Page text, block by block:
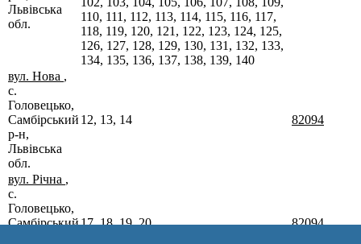
Львівська
обл.
110, 111, 112, 113, 114, 115, 116, 117,
118, 119, 120, 121, 122, 123, 124, 125,
126, 127, 128, 129, 130, 131, 132, 133,
134, 135, 136, 137, 138, 139, 140
вул. Нова ,
с.
Головецько,
Самбірський
р-н,
Львівська
обл.
12, 13, 14 82094
вул. Річна ,
с.
Головецько,
Самбірський17, 18, 19, 20 82094